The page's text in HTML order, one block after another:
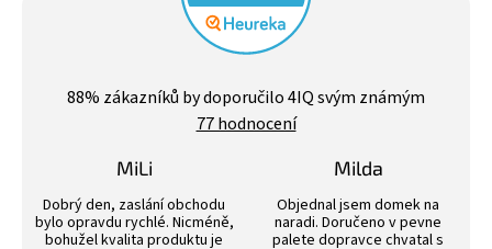
hodnocení
obchodu
je
hvězdiček.
88% zákazníků by doporučilo 4IQ svým známým
77 hodnocení
MiLi
Hodnocení obchodu je 3 z 5 hvězdiček.
Dobrý den, zaslání obchodu
bylo opravdu rychlé. Nicméně,
bohužel kvalita produktu je
Milda
Objednal jsem domek na
naradi. Doručeno v pevne
palete dopravce chvatal s